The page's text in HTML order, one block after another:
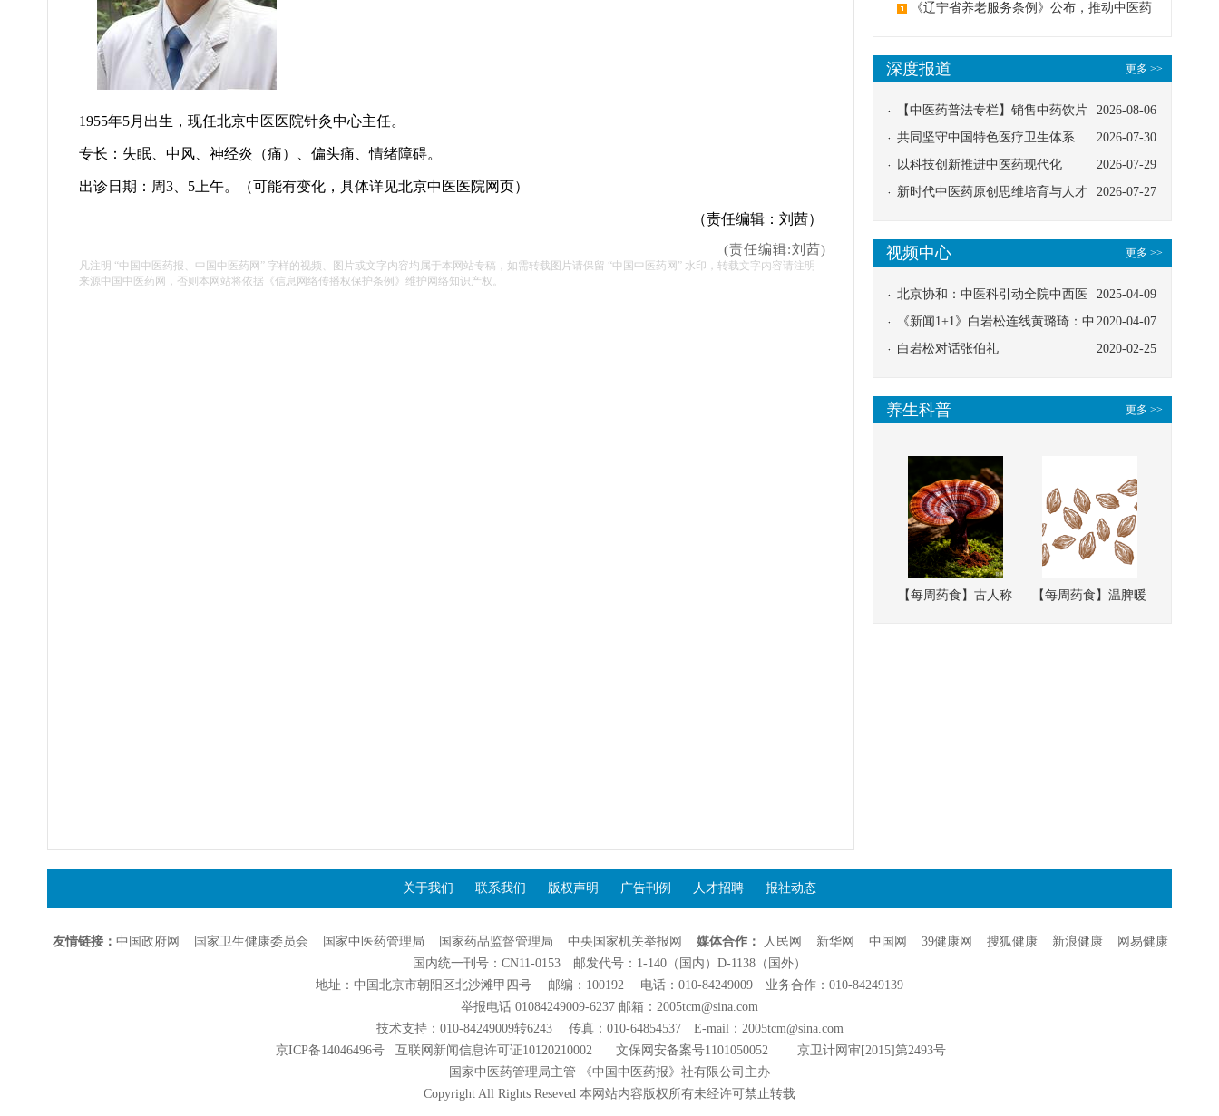
1955年5月出生，现任北京中医医院针灸中心主任。
专长： 失眠、中风、神经炎（痛）、偏头痛、情绪障碍。
出诊日期：周3、5上午。（可能有变化，具体详见北京中医医院网页）
（责任编辑：刘茜）
(责任编辑:刘茜)
凡注明 “中国中医药报、中国中医药网” 字样的视频、图片或文字内容均属于本网站专稿，如需转载图片请保留 “中国中医药网” 水印，转载文字内容请注明
来源中国中医药网，否则本网站将依据《信息网络传播权保护条例》维护网络知识产权。
发：创建中医类国家医学中心
《辽宁省养老服务条例》公布，推动中医药
更多 >>
深度报道
2026-08-06
【中医药普法专栏】销售中药饮片
应告知煎服方法及注意事项
2026-07-30
共同坚守中国特色医疗卫生体系
2026-07-29
以科技创新推进中医药现代化
2026-07-27
新时代中医药原创思维培育与人才
更多 >>
视频中心
2025-04-09
北京协和：中医科引动全院中西医
协同
2020-04-07
《新闻1+1》白岩松连线黄璐琦：中
医救治的临床效果
2020-02-25
白岩松对话张伯礼
更多 >>
养生科普
【每周药食】古人称
【每周药食】温脾暖
关于我们 联系我们 版权声明 广告刊例 人才招聘 报社动态
友情链接： 中国政府网 国家卫生健康委员会 国家中医药管理局 国家药品监督管理局 中央国家机关举报网 媒体合作： 人民网 新华网 中国网 39健康网 搜狐健康 新浪健康
网易健康
国内统一刊号：CN11-0153 邮发代号：1-140（国内）D-1138（国外）
地址：中国北京市朝阳区北沙滩甲四号 邮编：100192 电话：010-84249009 业务合作：010-84249139
举报电话 01084249009-6237 邮箱：2005tcm@sina.com
技术支持：010-84249009转6243 传真：010-64854537 E-mail：2005tcm@sina.com
京ICP备14046496号
互联网新闻信息许可证10120210002文保网安备案号1101050052 京卫计网审[2015]第2493号
国家中医药管理局主管 《中国中医药报》社有限公司主办
Copyright All Rights Reseved 本网站内容版权所有未经许可禁止转载